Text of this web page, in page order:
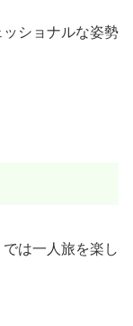
ショナルな姿勢
は一人旅を楽し